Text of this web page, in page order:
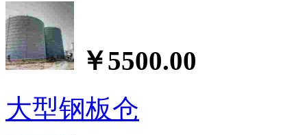
￥5500.00
大型钢板仓